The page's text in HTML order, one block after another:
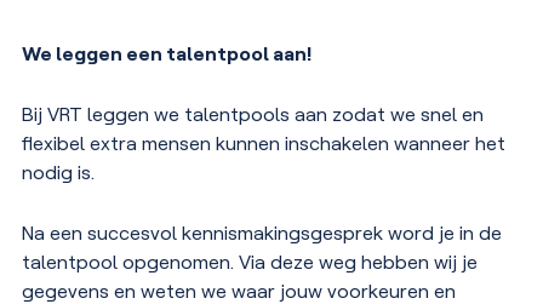
We leggen een talentpool aan!
Bij VRT leggen we talentpools aan zodat we snel en
flexibel extra mensen kunnen inschakelen wanneer het
nodig is.
Na een succesvol kennismakingsgesprek word je in de
talentpool opgenomen. Via deze weg hebben wij je
gegevens en weten we waar jouw voorkeuren en